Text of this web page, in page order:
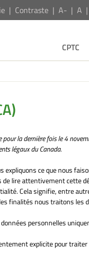
Contraste A- A
CPTC
la dernière fois le 4
légaux du Canada.
ce que nous
de lire attentivement cette
Cela signifie, entre
finalités nous traitons les
personnelles
explicite pour